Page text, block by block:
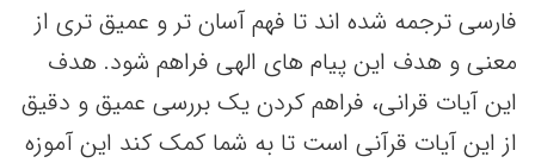
فارسی ترجمه شده اند تا فهم آسان تر و عمیق تری از
معنی و هدف این پیام های الهی فراهم شود. هدف
این آیات قرانی، فراهم کردن یک بررسی عمیق و دقیق
از این آیات قرآنی است تا به شما کمک کند این آموزه